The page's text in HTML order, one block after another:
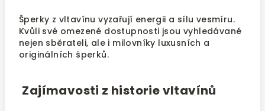
Šperky z vltavínu vyzařují energii a sílu vesmíru.
Kvůli své omezené dostupnosti jsou vyhledávané
nejen sběrateli, ale i milovníky luxusních a
originálních šperků.
Zajímavosti z historie vltavínů